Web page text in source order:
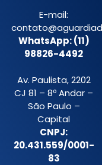
E-mail:
WhatsApp: (11)
98826-4492
Av. Paulista, 2202
CJ 81 – 8º Andar –
São Paulo –
Capital
CNPJ:
20.431.559/0001-
83